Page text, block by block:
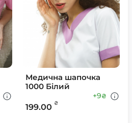
Медична шапочка
1000 Білий
199.00 ₴
+9₴